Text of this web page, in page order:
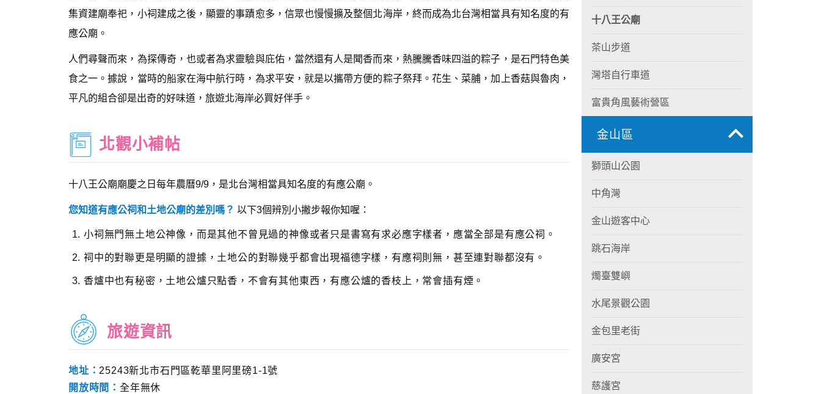
e
o
n
a
e
集資建廟奉祀，小祠建成之後，顯靈的事蹟愈多，信眾也慢慢擴及整個北海岸，終而成為北台灣相當具有知名度的有
應公廟。
人們尋聲而來，為探傳奇，也或者為求靈驗與庇佑，當然還有人是聞香而來，熱騰騰香味四溢的粽子，是石門特色美
食之一。據說，當時的船家在海中航行時，為求平安，就是以攜帶方便的粽子祭拜。花生、菜脯，加上香菇與魯肉，
平凡的組合卻是出奇的好味道，旅遊北海岸必買好伴手。
北觀小補帖
十八王公廟廟慶之日每年農曆9/9，是北台灣相當具知名度的有應公廟。
您知道有應公祠和土地公廟的差別嗎？ 以下3個辨別小撇步報你知喔：
小祠無門無土地公神像，而是其他不曾見過的神像或者只是書寫有求必應字樣者，應當全部是有應公祠。
祠中的對聯更是明顯的證據，土地公的對聯幾乎都會出現福德字樣，有應祠則無，甚至連對聯都沒有。
香爐中也有秘密，土地公爐只點香，不會有其他東西，有應公爐的香枝上，常會插有煙。
旅遊資訊
地址： 25243新北市石門區乾華里阿里磅1-1號
開放時間： 全年無休
十八王公廟
茶山步道
灣塔自行車道
富貴角風藝術營區
金山區
獅頭山公園
中角灣
金山遊客中心
跳石海岸
燭臺雙嶼
水尾景觀公園
金包里老街
廣安宮
慈護宮